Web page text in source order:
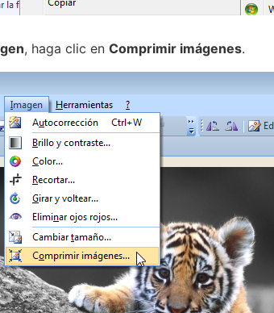
, haga clic en Comprimir imágenes.